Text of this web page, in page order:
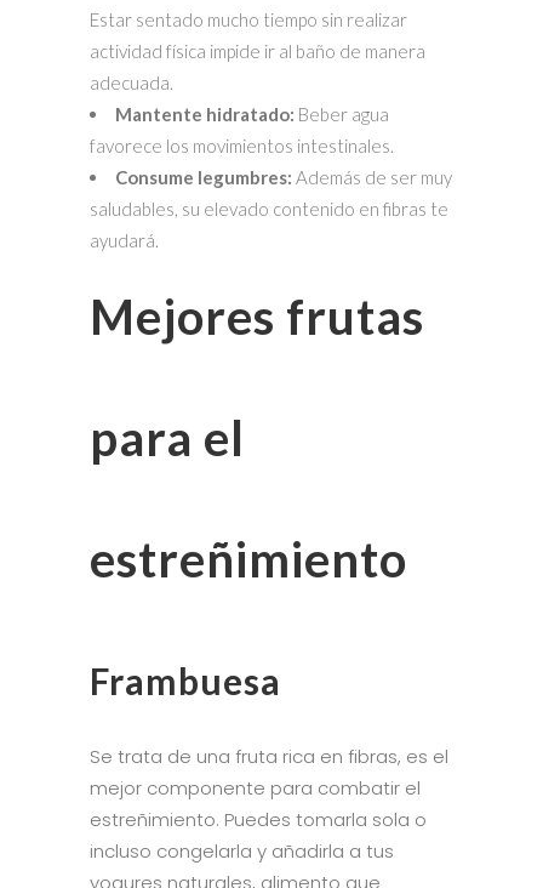
Estar sentado mucho tiempo sin realizar
actividad física impide ir al baño de manera
adecuada.
Mantente hidratado: Beber agua
favorece los movimientos intestinales.
Consume legumbres: Además de ser muy
saludables, su elevado contenido en fibras te
ayudará.
Mejores frutas
para el
estreñimiento
Frambuesa
Se trata de una fruta rica en fibras, es el
mejor componente para combatir el
estreñimiento. Puedes tomarla sola o
incluso congelarla y añadirla a tus
yogures naturales, alimento que